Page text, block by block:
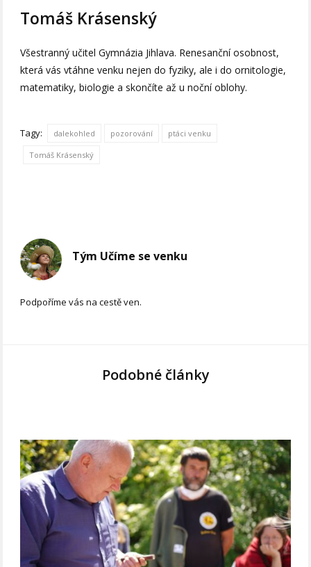
Tomáš Krásenský
Všestranný učitel Gymnázia Jihlava. Renesanční osobnost,
která vás vtáhne venku nejen do fyziky, ale i do ornitologie,
matematiky, biologie a skončíte až u noční oblohy.
Tagy: dalekohled pozorování ptáci venku
Tomáš Krásenský
Tým Učíme se venku
Podpoříme vás na cestě ven.
Podobné články